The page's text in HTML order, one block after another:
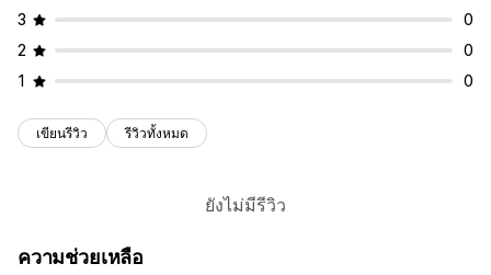
3
0
2
0
1
0
เขียนรีวิว รีวิวทั้งหมด
ยังไม่มีรีวิว
ความช่วยเหลือ